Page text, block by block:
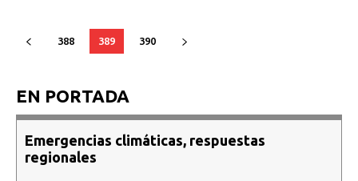
388 389 390
EN PORTADA
Emergencias climáticas, respuestas
regionales